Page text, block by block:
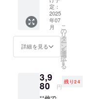
名前が
公式HP
に！
「エビ
が好
き！応
援した
い！」
あなた
に、日
本海老
定：
2025
年07
月
詳細を見る
こ
の
リ
タ
ー
ン
を
選
択
す
る
3,9
80 円
残り24